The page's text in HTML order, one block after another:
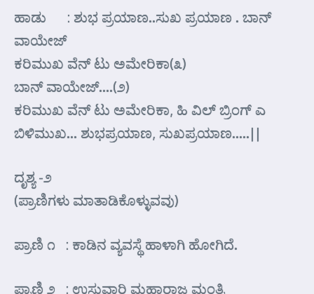
ಹಾಡು : ಶುಭ ಪ್ರಯಾಣ..ಸುಖ ಪ್ರಯಾಣ . ಬಾನ್
ವಾಯೇಜ್
ಕರಿಮುಖ ವೆನ್ ಟು ಅಮೇರಿಕಾ(೩)
ಬಾನ್ ವಾಯೇಜ್….(೨)
ಕರಿಮುಖ ವೆನ್ ಟು ಅಮೇರಿಕಾ, ಹಿ ವಿಲ್ ಬ್ರಿಂಗ್ ಎ
ಬಿಳಿಮುಖ… ಶುಭಪ್ರಯಾಣ, ಸುಖಪ್ರಯಾಣ…..||
ದೃಶ್ಯ -೨
(ಪ್ರಾಣಿಗಳು ಮಾತಾಡಿಕೊಳ್ಳುವವು)
ಪ್ರಾಣಿ ೧ : ಕಾಡಿನ ವ್ಯವಸ್ಥೆ ಹಾಳಾಗಿ ಹೋಗಿದೆ.
ಪ್ರಾಣಿ ೨ : ಉಸ್ತುವಾರಿ ಮಹಾರಾಜ ಮಂತ್ರಿ